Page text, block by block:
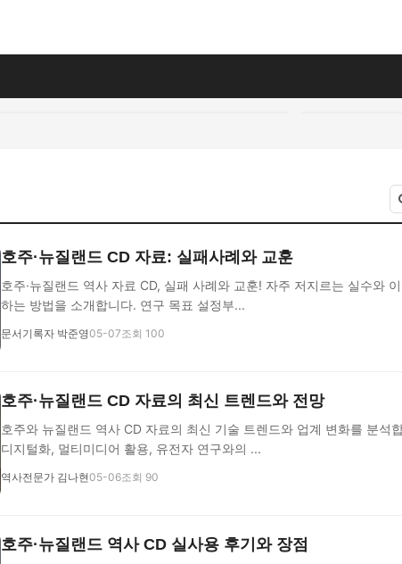
호주·뉴질랜드 CD 자료: 실패사례와 교훈
호주·뉴질랜드 역사 자료 CD, 실패 사례와 교훈! 자주 저지르는 실수와
하는 방법을 소개합니다. 연구 목표 설정부...
문서기록자 박준영05-07조회 100
호주·뉴질랜드 CD 자료의 최신 트렌드와 전망
호주와 뉴질랜드 역사 CD 자료의 최신 기술 트렌드와 업계 변화를 분석
디지털화, 멀티미디어 활용, 유전자 연구와의 ...
역사전문가 김나현05-06조회 90
호주·뉴질랜드 역사 CD 실사용 후기와 장점